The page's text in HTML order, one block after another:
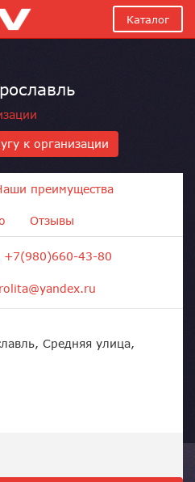
Каталог
к организации
преимущества
Отзывы
+7(980)660-43-80
Средняя улица,